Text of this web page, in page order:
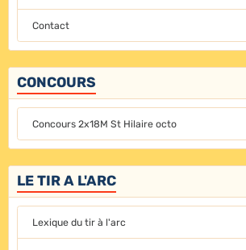
Contact
CONCOURS
Concours 2x18M St Hilaire octo
LE TIR A L'ARC
Lexique du tir à l'arc